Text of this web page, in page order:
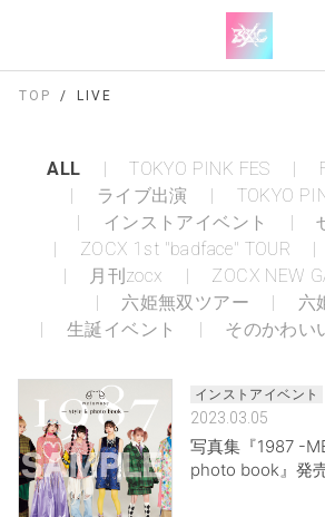
TOP LIVE
ALL TOKYO PINK FES
ライブ出演
TOKYO
インストアイベント
ZOCX 1st "badface" TOUR
月刊zocx
ZOCX NEW
六姫無双ツアー
六
生誕イベント
そのかわい
インストアイベント
2023.03.05
写真集『1987 -
photo book』発